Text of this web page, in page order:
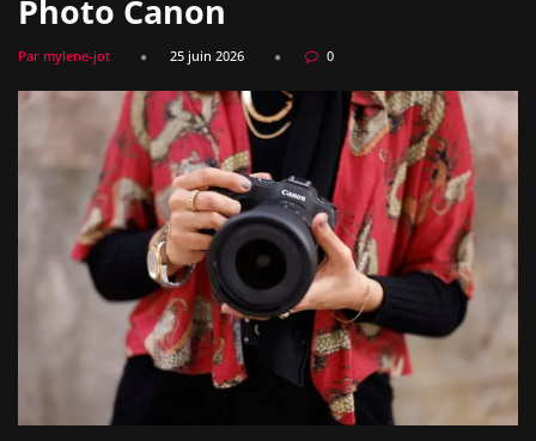
Photo Canon
Par mylene-jot 25 juin 2026 0